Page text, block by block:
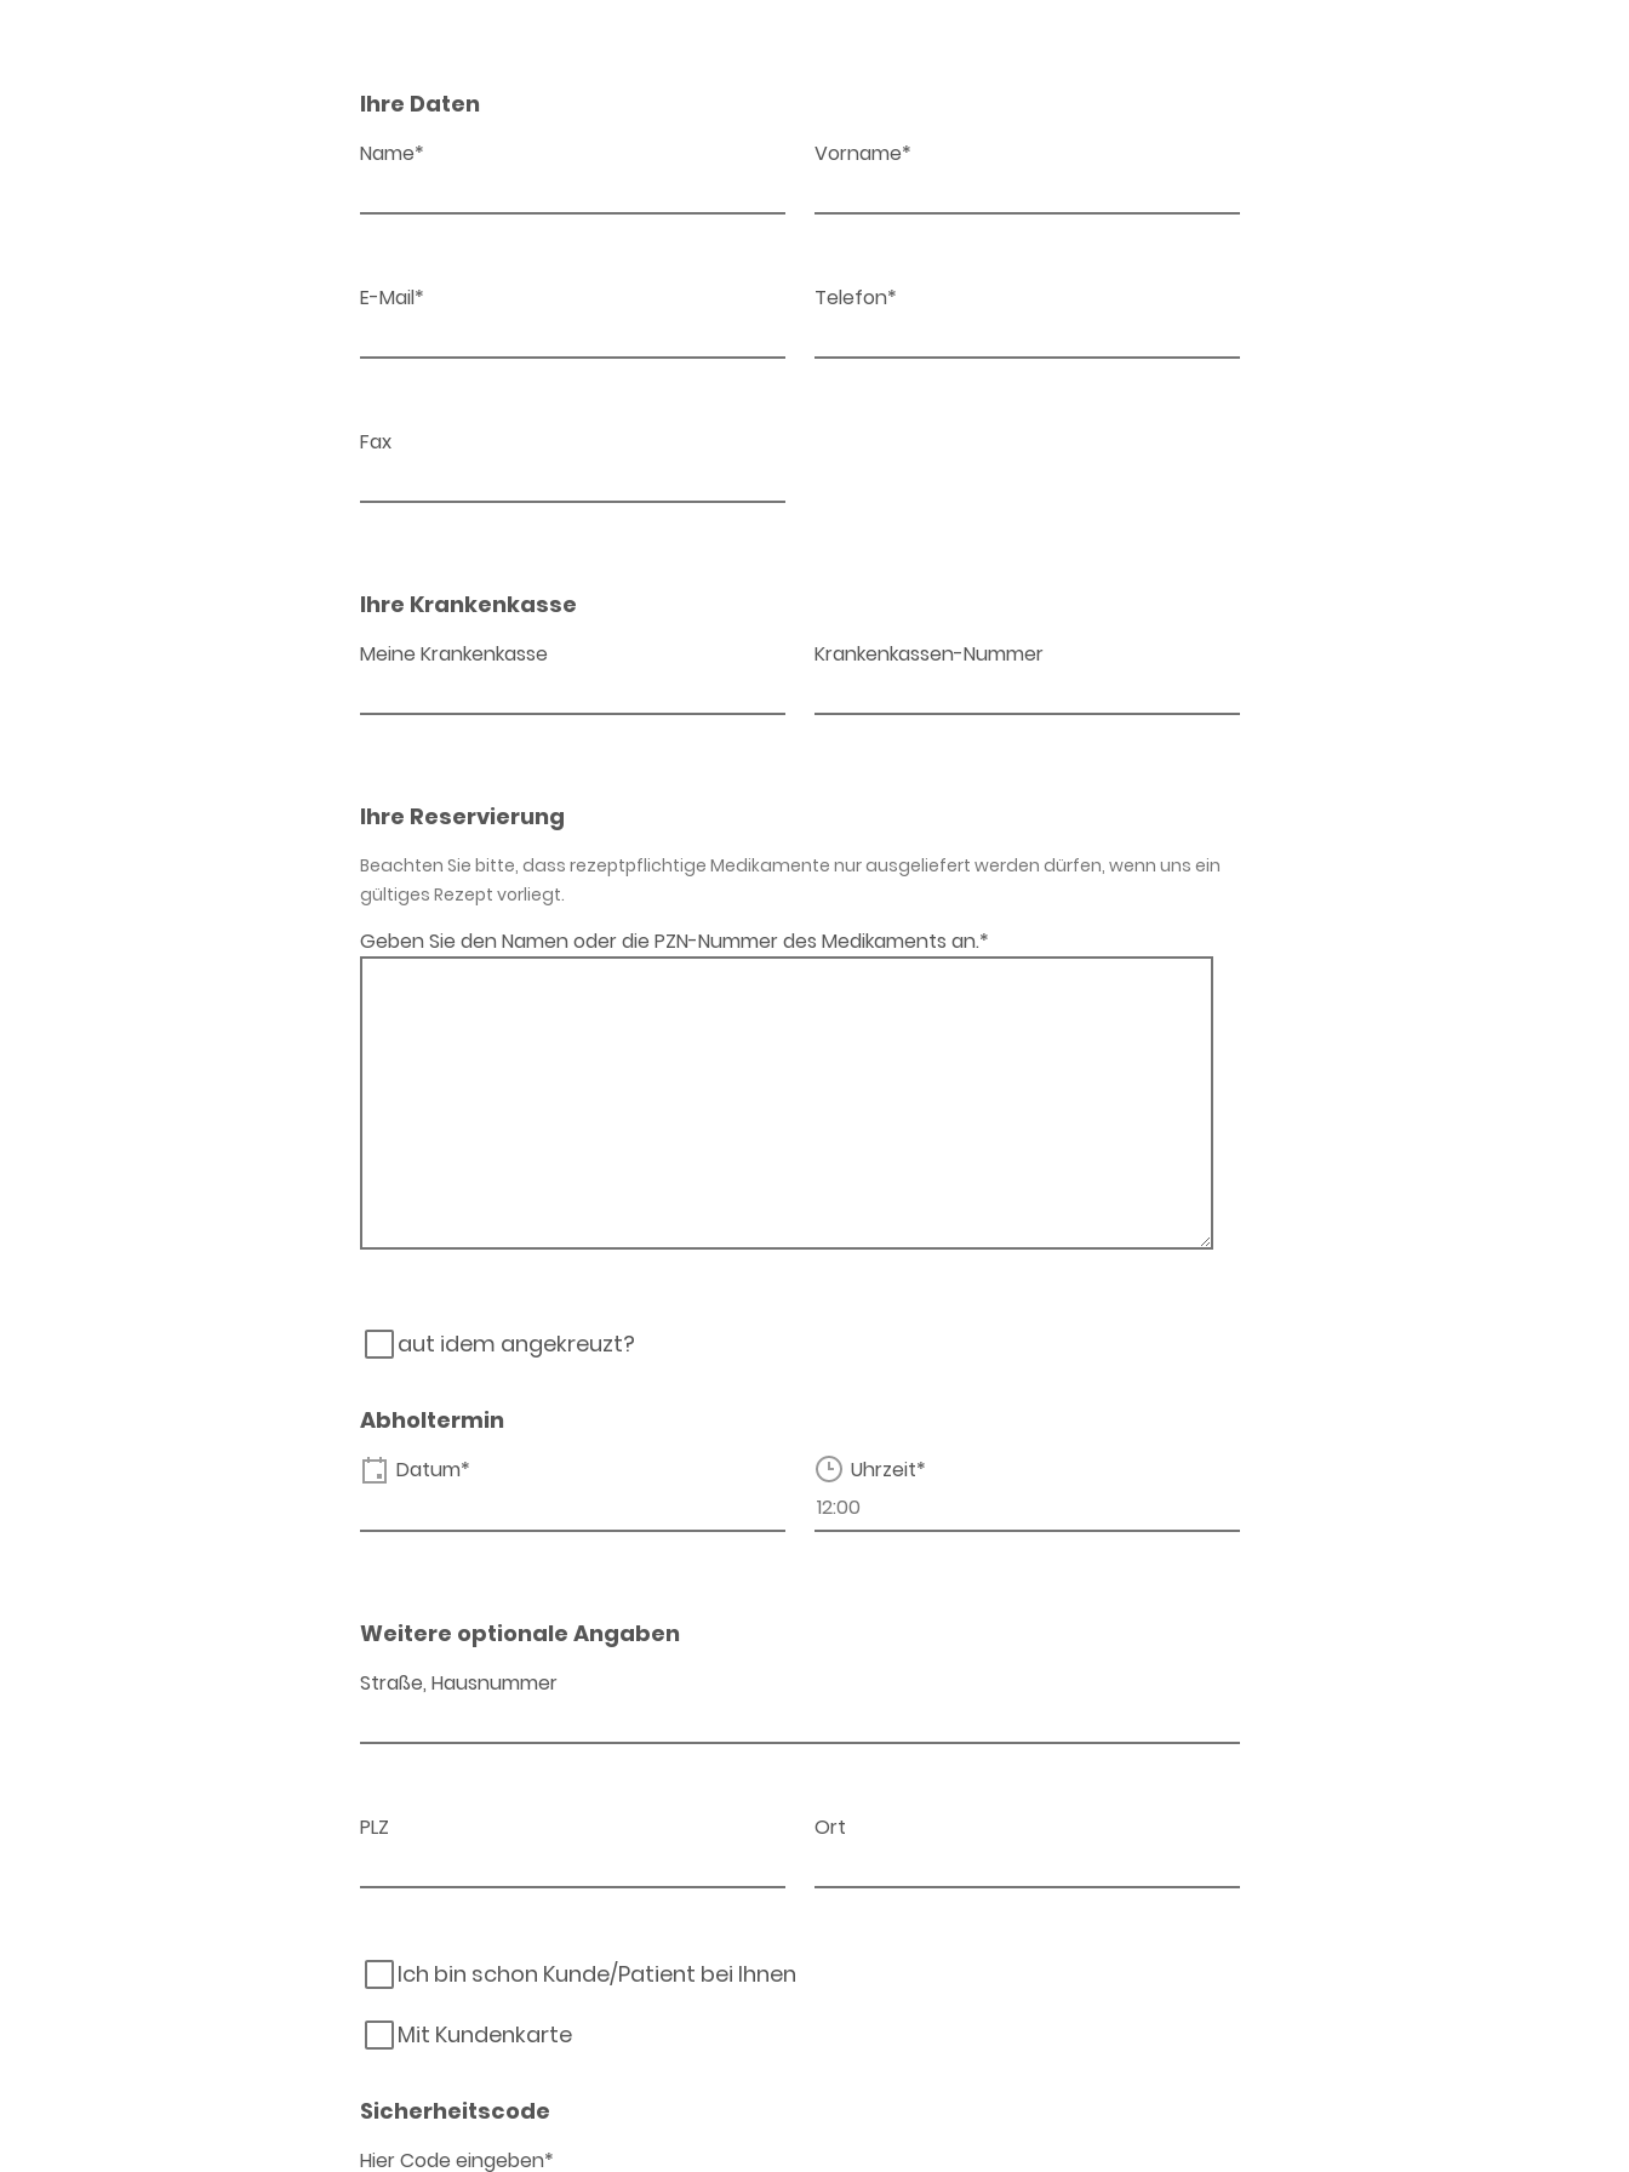
Ihre Daten
Name* Vorname*
E-Mail* Telefon*
Fax
Ihre Krankenkasse
Meine Krankenkasse Krankenkassen-Nummer
Ihre Reservierung
Beachten Sie bitte, dass rezeptpflichtige Medikamente nur ausgeliefert werden dürfen, wenn uns ein
gültiges Rezept vorliegt.
Geben Sie den Namen oder die PZN-Nummer des Medikaments an.*
aut idem angekreuzt?
Abholtermin
Datum* Uhrzeit*
Weitere optionale Angaben
Straße, Hausnummer
PLZ Ort
Ich bin schon Kunde/Patient bei Ihnen
Mit Kundenkarte
Sicherheitscode
Hier Code eingeben*